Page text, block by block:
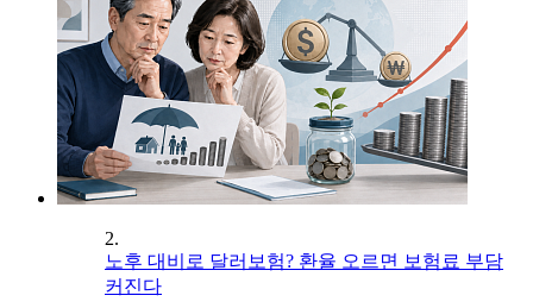
2.
노후 대비로 달러보험? 환율 오르면 보험료 부담
커진다